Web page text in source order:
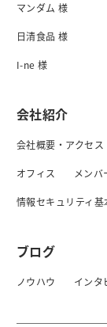
マンダム 様
日清食品 様
I-ne 様
会社紹介
会社概要・アクセス
オフィス メンバ
情報セキュリティ基
ブログ
ノウハウ インタ